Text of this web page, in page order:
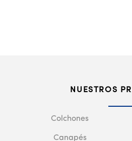
NUESTROS
Colchones
Canapés